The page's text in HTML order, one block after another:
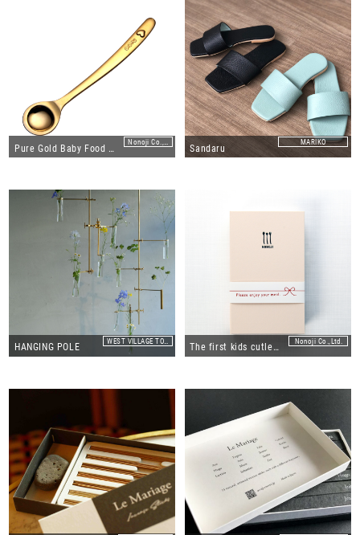
Pure Gold Baby Food Spoon "Yui" Nonoji Co.,Ltd. Sandaru MARIKO
HANGING POLE The first kids cutlery set Nonoji Co.,Ltd.